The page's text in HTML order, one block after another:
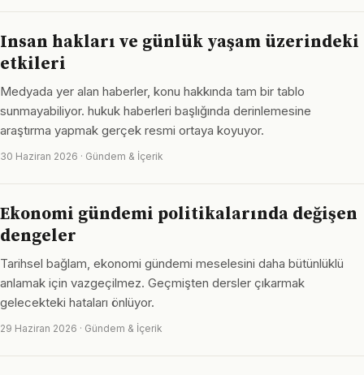
Insan hakları ve günlük yaşam üzerindeki
etkileri
Medyada yer alan haberler, konu hakkında tam bir tablo
sunmayabiliyor. hukuk haberleri başlığında derinlemesine
araştırma yapmak gerçek resmi ortaya koyuyor.
30 Haziran 2026 · Gündem & İçerik
Ekonomi gündemi politikalarında değişen
dengeler
Tarihsel bağlam, ekonomi gündemi meselesini daha bütünlüklü
anlamak için vazgeçilmez. Geçmişten dersler çıkarmak
gelecekteki hataları önlüyor.
29 Haziran 2026 · Gündem & İçerik